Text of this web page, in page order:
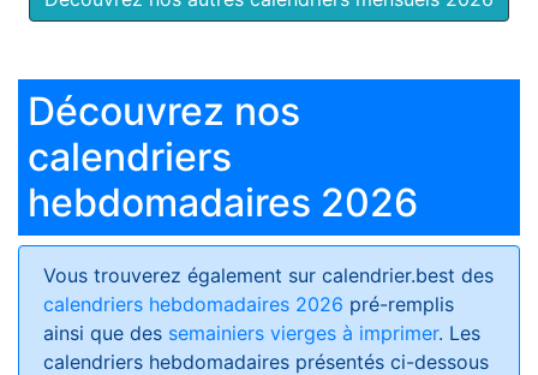
Découvrez nos
calendriers
hebdomadaires 2026
Vous trouverez également sur calendrier.best des
calendriers hebdomadaires 2026 pré-remplis
ainsi que des semainiers vierges à imprimer. Les
calendriers hebdomadaires présentés ci-dessous